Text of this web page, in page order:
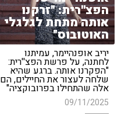
הפצ''רית: "זרקנו
אותה מתחת לגלגלי
האוטובוס"
יריב אופנהיימר, עמיתנו
לחתנה, על פרשת הפצ''רית:
"הפקרנו אותה. ברגע שהיא
שלחה לעצור את החיילים, הם
אלה שהתחילו בפרובוקציה"
09/11/2025